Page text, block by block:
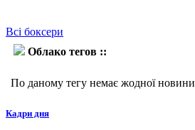
Всі боксери
Облако тегов ::
По даному тегу немає жодної новини
Кадри дня